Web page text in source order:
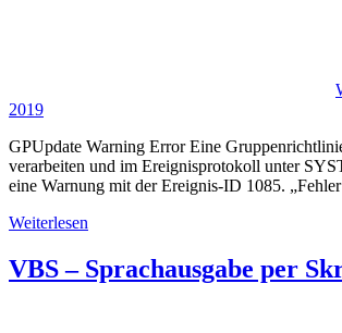
2019
GPUpdate Warning Error Eine
verarbeiten und im Ereignisprotokoll unter
eine Warnung mit der Ereignis-ID 1085.
Weiterlesen
VBS – Sprachausgabe per